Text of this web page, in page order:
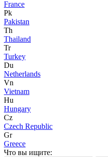
France
Pk
Pakistan
Th
Thailand
Tr
Turkey
Du
Netherlands
Vn
Vietnam
Hu
Hungary
Cz
Czech Republic
Gr
Greece
Что вы ищите: